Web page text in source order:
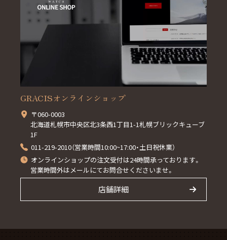
GRACISオンラインショップ
〒060-0003
北海道札幌市中央区北3条西1丁目1-1札幌ブリックキューブ
1F
011-219-2010（営業時間10:00~17:00・土日祝休業）
オンラインショップの注文受付は24時間承っております。
営業時間外はメールにてお問合せくださいませ。
店舗詳細